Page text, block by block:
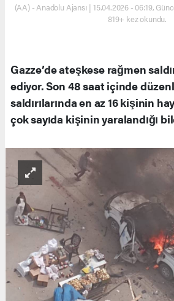
(AA) - Anadolu Ajansı | 15.04.2026 - 06:19,
819+ kez okundu.
Gazze’de ateşkese rağmen
ediyor. Son 48 saat içinde
saldırılarında en az 16 kişinin
çok sayıda kişinin yaralandığı